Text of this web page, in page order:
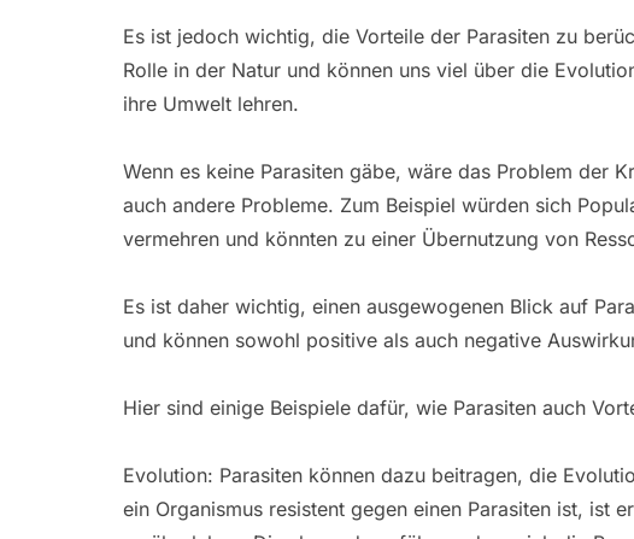
Es ist jedoch wichtig, die Vorteile der Parasiten zu
Rolle in der Natur und können uns viel über die
ihre Umwelt lehren.
Wenn es keine Parasiten gäbe, wäre das Problem der
auch andere Probleme. Zum Beispiel würden sich
vermehren und könnten zu einer Übernutzung von
Es ist daher wichtig, einen ausgewogenen Blick auf
und können sowohl positive als auch negative
Hier sind einige Beispiele dafür, wie Parasiten auch
Evolution: Parasiten können dazu beitragen, die
ein Organismus resistent gegen einen Parasiten ist, ist